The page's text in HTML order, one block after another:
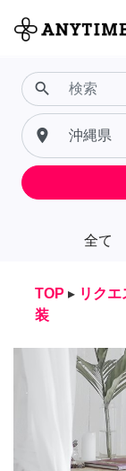
全て
search
place
TOP ▸ リクエ
装